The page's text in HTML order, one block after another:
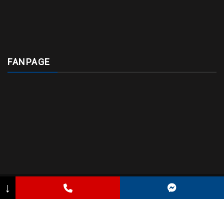
FANPAGE
Hian Group © 2019. All Right Reserved Default Kit
↓